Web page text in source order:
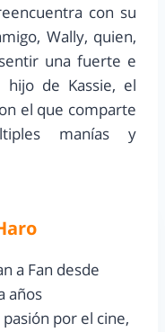
con su
Wally, quien,
una fuerte e
hijo de Kassie, el
el que comparte
manías y
a Fan desde
años
por el cine,